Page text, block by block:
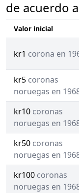
de acuerdo
Valor inicial
kr1 corona en
kr5 coronas
noruegas en
kr10 coronas
noruegas en
kr50 coronas
noruegas en
kr100 coronas
noruegas en